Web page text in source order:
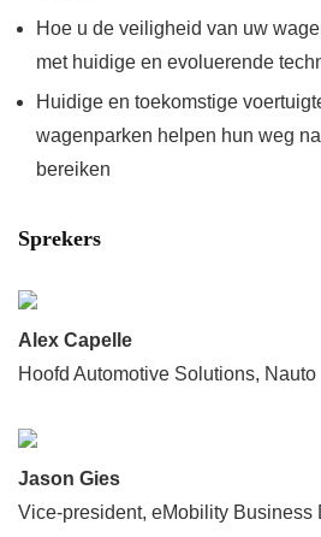
Hoe u de veiligheid van uw
met huidige en evoluerende
Huidige en toekomstige
wagenparken helpen hun weg
bereiken
Sprekers
Alex Capelle
Hoofd Automotive Solutions, Nauto
Jason Gies
Vice-president, eMobility Business